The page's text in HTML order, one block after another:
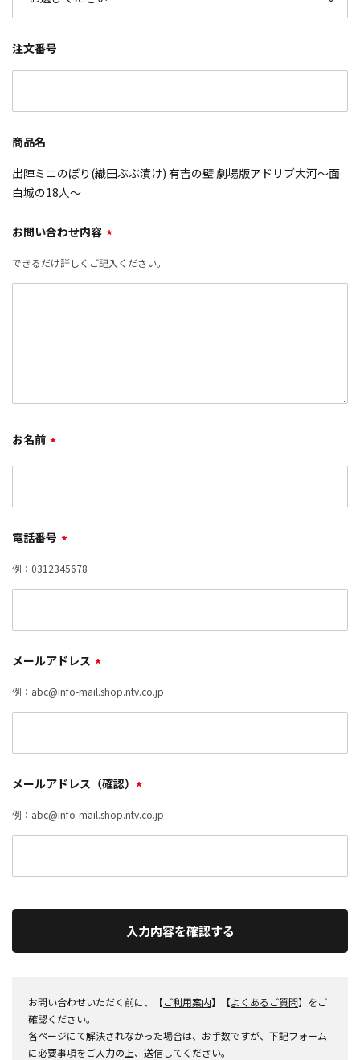
注文番号
商品名
出陣ミニのぼり(織田ぶぶ漬け) 有吉の壁 劇場版アドリブ大河～面
白城の18人～
お問い合わせ内容 *
できるだけ詳しくご記入ください。
お名前 *
電話番号 *
例：0312345678
メールアドレス *
例：abc@info-mail.shop.ntv.co.jp
メールアドレス（確認） *
例：abc@info-mail.shop.ntv.co.jp
入力内容を確認する
お問い合わせいただく前に、【ご利用案内】【よくあるご質問】をご
確認ください。
各ページにて解決されなかった場合は、お手数ですが、下記フォーム
に必要事項をご入力の上、送信してください。